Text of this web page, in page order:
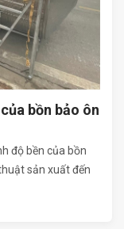
bồn bảo ôn
độ bền của bồn
sản xuất đến